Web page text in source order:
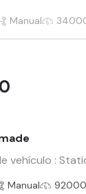
Manual
vehículo :
Manual